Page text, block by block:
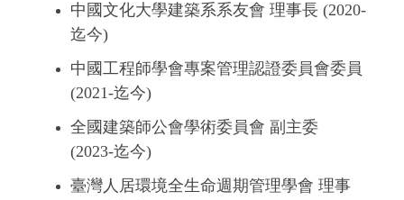
中國文化大學建築系系友會 理事長 (2020-
迄今)
中國工程師學會專案管理認證委員會委員
(2021-迄今)
全國建築師公會學術委員會 副主委
(2023-迄今)
臺灣人居環境全生命週期管理學會 理事